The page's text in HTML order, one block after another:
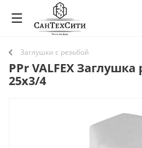
Заглушки с резьбой
PPr VALFEX Заглушка
25х3/4